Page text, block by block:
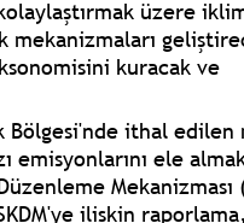
üzere
mekanizmaları
kuracak ve
Bölgesi'nde ithal edilen
emisyonlarını ele
Mekanizması
ilişkin raporlama,